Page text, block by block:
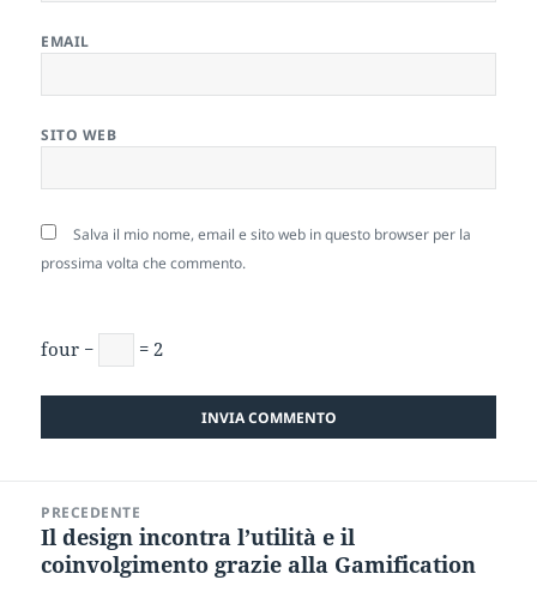
EMAIL
SITO WEB
Salva il mio nome, email e sito web in questo browser per la
prossima volta che commento.
four − = 2
articoliPRECEDENTE
Articolo
precedente:
Il design incontra l’utilità e il
coinvolgimento grazie alla Gamification